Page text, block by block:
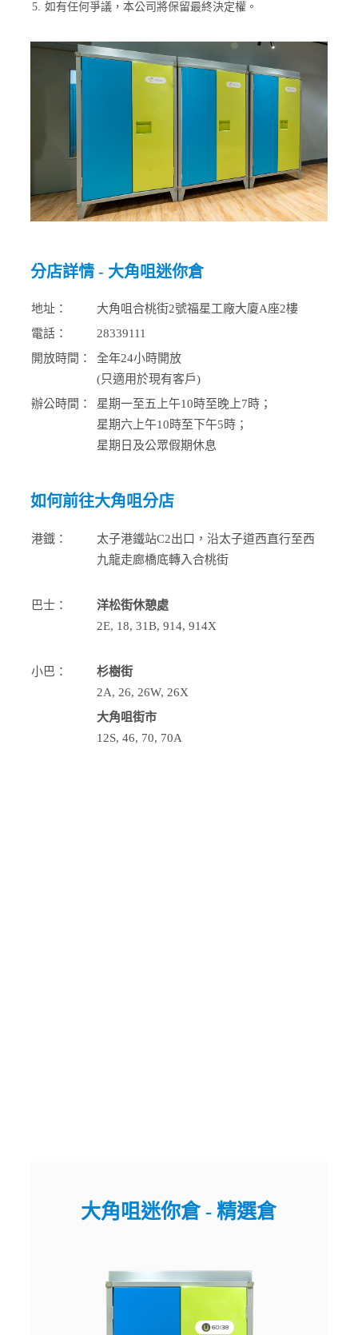
5. 如有任何爭議，本公司將保留最終決定權。
分店詳情 - 大角咀迷你倉
地址：
大角咀合桃街2號福星工廠大廈A座2樓
電話：
28339111
開放時間：
全年24小時開放
(只適用於現有客戶)
辦公時間：
星期一至五上午10時至晚上7時；
星期六上午10時至下午5時；
星期日及公眾假期休息
如何前往大角咀分店
港鐡：
太子港鐵站C2出口，沿太子道西直行至西
九龍走廊橋底轉入合桃街
巴士：
洋松街休憩處
2E, 18, 31B, 914, 914X
小巴：
杉樹街
2A, 26, 26W, 26X
大角咀街市
12S, 46, 70, 70A
大角咀迷你倉 - 精選倉